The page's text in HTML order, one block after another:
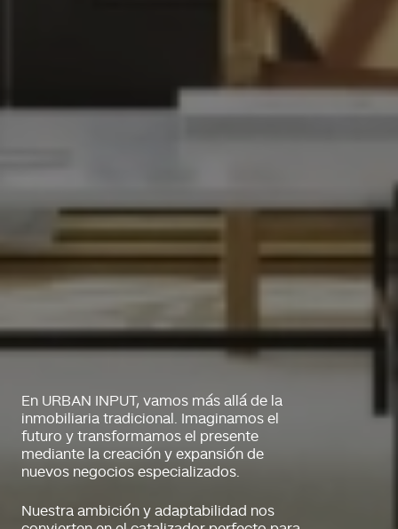
En URBAN INPUT, vamos más allá de la
inmobiliaria tradicional. Imaginamos el
futuro y transformamos el presente
mediante la creación y expansión de
nuevos negocios especializados.
Nuestra ambición y adaptabilidad nos